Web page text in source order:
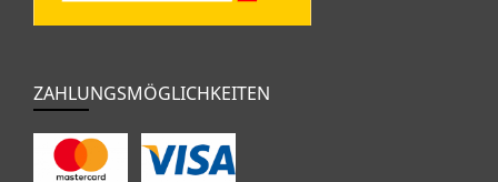
ZAHLUNGSMÖGLICHKEITEN